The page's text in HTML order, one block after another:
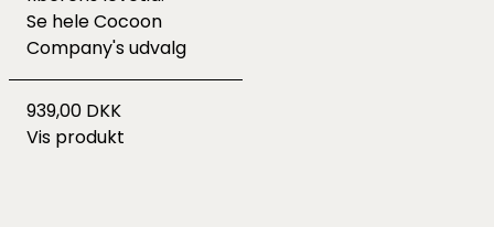
Se heleCocoon
Company's udvalg
939,00 DKK
Vis produkt